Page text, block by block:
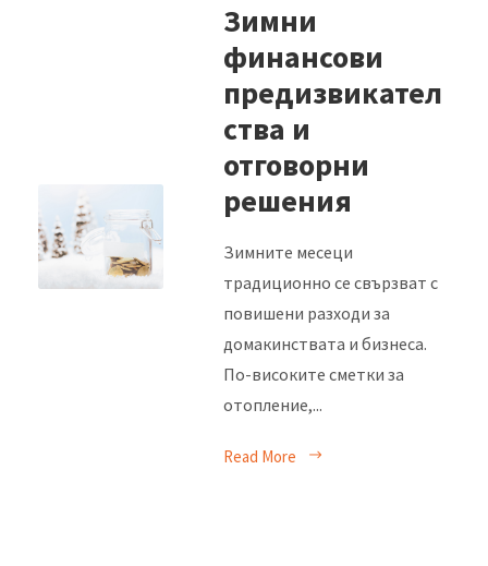
Зимни
финансови
предизвикател
ства и
отговорни
решения
Зимните месеци
традиционно се свързват с
повишени разходи за
домакинствата и бизнеса.
По-високите сметки за
отопление,...
Read More